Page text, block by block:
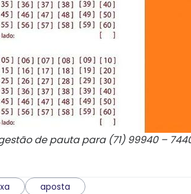
de pauta para (71) 99940 –
aposta